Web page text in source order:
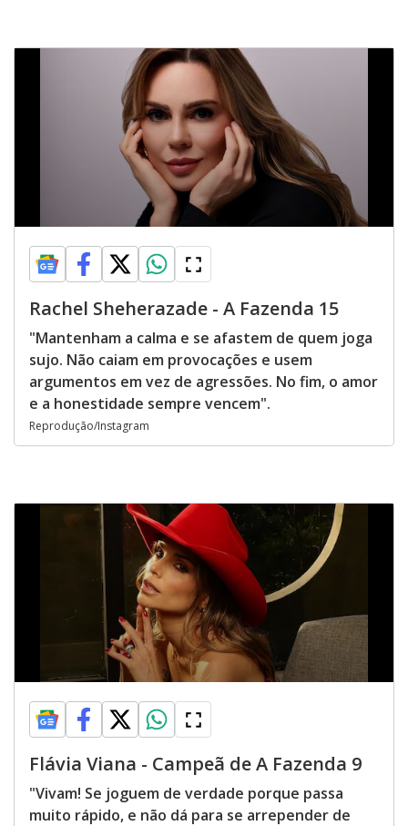
Rachel Sheherazade - A Fazenda 15
"Mantenham a calma e se afastem de quem joga
sujo. Não caiam em provocações e usem
argumentos em vez de agressões. No fim, o amor
e a honestidade sempre vencem".
Reprodução/Instagram
Flávia Viana - Campeã de A Fazenda 9
"Vivam! Se joguem de verdade porque passa
muito rápido, e não dá para se arrepender de